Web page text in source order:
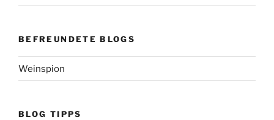
BEFREUNDETE BLOGS
Weinspion
BLOG TIPPS